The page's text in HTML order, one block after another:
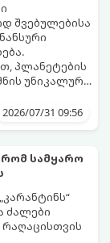
შვებულებისა
პლანეტების
უნიკალურ
წარმატების
2026/07/31 09:56
რომ სამყარო
ძალები